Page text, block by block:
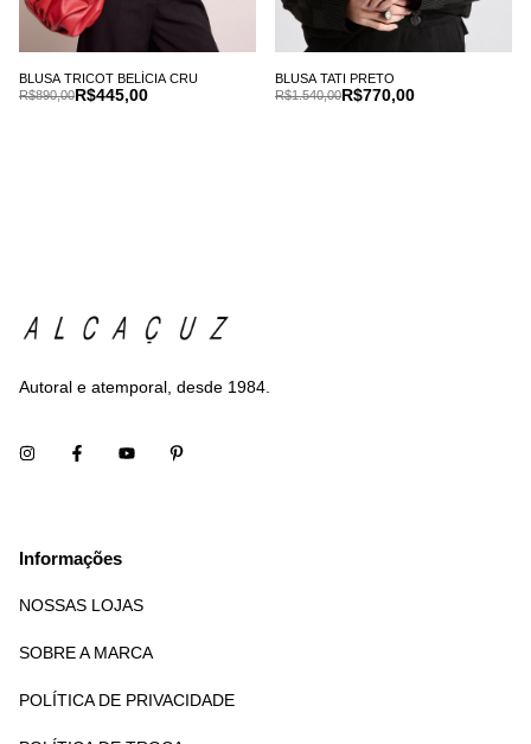
BLUSA TRICOT BELÍCIA CRU
R$445,00
R$890,00
BLUSA TATI PRETO
R$770,00
R$1.540,00
Autoral e atemporal, desde 1984.
Informações
NOSSAS LOJAS
SOBRE A MARCA
POLÍTICA DE PRIVACIDADE